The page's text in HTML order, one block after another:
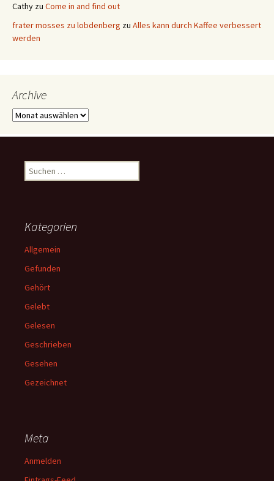
Cathy zu Come in and find out
frater mosses zu lobdenberg zu Alles kann durch Kaffee verbessert
werden
Archive
Archive
Suchen
nach:
Kategorien
Allgemein
Gefunden
Gehört
Gelebt
Gelesen
Geschrieben
Gesehen
Gezeichnet
Meta
Anmelden